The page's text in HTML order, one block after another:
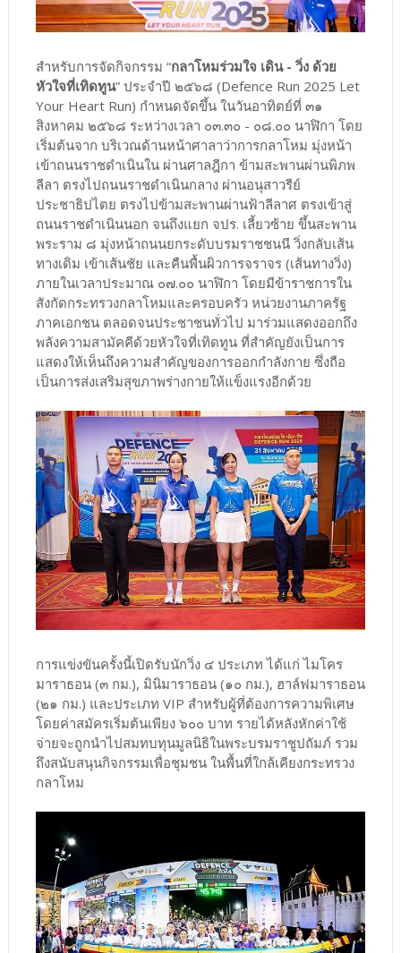
สำหรับการจัดกิจกรรม “กลาโหมร่วมใจ เดิน - วิ่ง ด้วย
หัวใจที่เทิดทูน” ประจำปี ๒๕๖๘ (Defence Run 2025 Let
Your Heart Run) กำหนดจัดขึ้น ในวันอาทิตย์ที่ ๓๑
สิงหาคม ๒๕๖๘ ระหว่างเวลา ๐๓.๓๐ - ๐๘.๐๐ นาฬิกา โดย
เริ่มต้นจาก บริเวณด้านหน้าศาลาว่าการกลาโหม มุ่งหน้า
เข้าถนนราชดำเนินใน ผ่านศาลฎีกา ข้ามสะพานผ่านพิภพ
ลีลา ตรงไปถนนราชดำเนินกลาง ผ่านอนุสาวรีย์
ประชาธิปไตย ตรงไปข้ามสะพานผ่านฟ้าลีลาศ ตรงเข้าสู่
ถนนราชดำเนินนอก จนถึงแยก จปร. เลี้ยวซ้าย ขึ้นสะพาน
พระราม ๘ มุ่งหน้าถนนยกระดับบรมราชชนนี วิ่งกลับเส้น
ทางเดิม เข้าเส้นชัย และคืนพื้นผิวการจราจร (เส้นทางวิ่ง)
ภายในเวลาประมาณ ๐๗.๐๐ นาฬิกา โดยมีข้าราชการใน
สังกัดกระทรวงกลาโหมและครอบครัว หน่วยงานภาครัฐ
ภาคเอกชน ตลอดจนประชาชนทั่วไป มาร่วมแสดงออกถึง
พลังความสามัคคีด้วยหัวใจที่เทิดทูน ที่สำคัญยังเป็นการ
แสดงให้เห็นถึงความสำคัญของการออกกำลังกาย ซึ่งถือ
เป็นการส่งเสริมสุขภาพร่างกายให้แข็งแรงอีกด้วย
การแข่งขันครั้งนี้เปิดรับนักวิ่ง ๔ ประเภท ได้แก่ ไมโคร
มาราธอน (๓ กม.), มินิมาราธอน (๑๐ กม.), ฮาล์ฟมาราธอน
(๒๑ กม.) และประเภท VIP สำหรับผู้ที่ต้องการความพิเศษ
โดยค่าสมัครเริ่มต้นเพียง ๖๐๐ บาท รายได้หลังหักค่าใช้
จ่ายจะถูกนำไปสมทบทุนมูลนิธิในพระบรมราชูปถัมภ์ รวม
ถึงสนับสนุนกิจกรรมเพื่อชุมชน ในพื้นที่ใกล้เคียงกระทรวง
กลาโหม